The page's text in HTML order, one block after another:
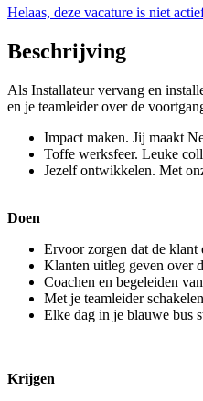
Helaas, deze vacature is niet
Beschrijving
Als Installateur vervang en
en je teamleider over de
Impact maken. Jij maakt
Toffe werksfeer. Leuke
Jezelf ontwikkelen. Met
Doen
Ervoor zorgen dat de
Klanten uitleg geven over
Coachen en begeleiden
Met je teamleider
Elke dag in je blauwe bus
Krijgen